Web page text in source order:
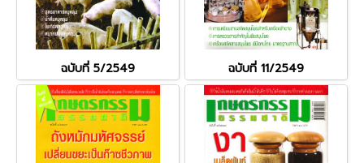
ฉบับที่ 5/2549 ฉบับที่ 11/2549